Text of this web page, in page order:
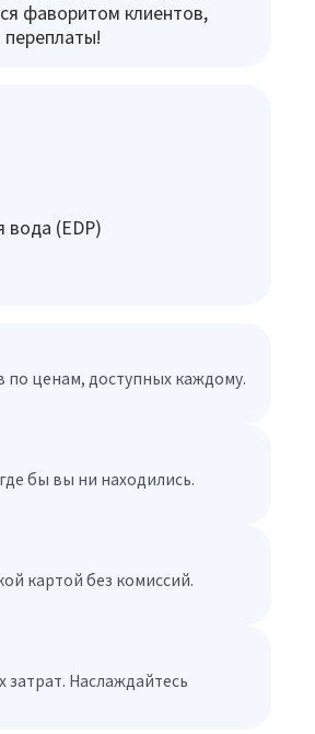
фаворитом клиентов,
(EDP)
ценам, доступных каждому.
бы вы ни находились.
картой без комиссий.
Наслаждайтесь